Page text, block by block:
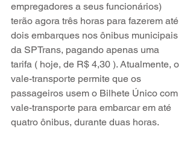
empregadores a seus funcionários)
terão agora três horas para fazerem até
dois embarques nos ônibus municipais
da SPTrans, pagando apenas uma
tarifa ( hoje, de R$ 4,30 ). Atualmente, o
vale-transporte permite que os
passageiros usem o Bilhete Único com
vale-transporte para embarcar em até
quatro ônibus, durante duas horas.